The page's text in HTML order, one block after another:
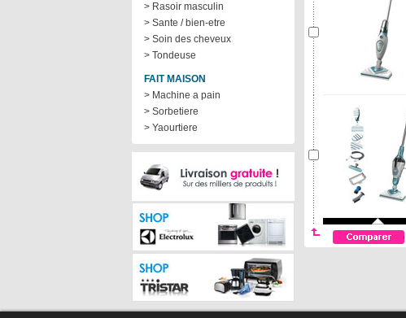
> Rasoir masculin
> Sante / bien-etre
> Soin des cheveux
> Tondeuse
FAIT MAISON
> Machine a pain
> Sorbetiere
> Yaourtiere